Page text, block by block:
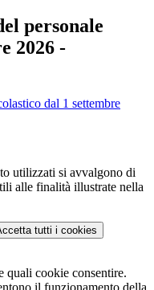
personale
2026 -
dal 1 settembre
utilizzati si avvalgono di
alle finalità illustrate nella
tutti i cookies
quali cookie consentire.